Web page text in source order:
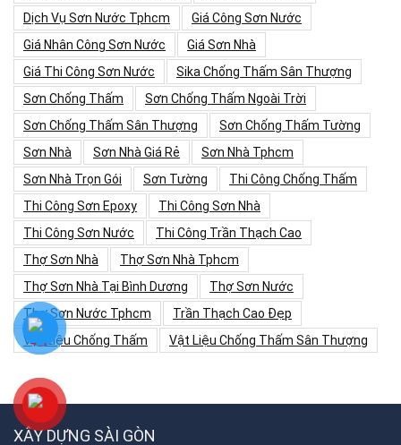
Dịch Vụ Sơn Nước Tphcm
Giá Công Sơn Nước
Giá Nhân Công Sơn Nước
Giá Sơn Nhà
Giá Thi Công Sơn Nước
Sika Chống Thấm Sân Thượng
Sơn Chống Thấm
Sơn Chống Thấm Ngoài Trời
Sơn Chống Thấm Sân Thượng
Sơn Chống Thấm Tường
Sơn Nhà
Sơn Nhà Giá Rẻ
Sơn Nhà Tphcm
Sơn Nhà Trọn Gói
Sơn Tường
Thi Công Chống Thấm
Thi Công Sơn Epoxy
Thi Công Sơn Nhà
Thi Công Sơn Nước
Thi Công Trần Thạch Cao
Thợ Sơn Nhà
Thợ Sơn Nhà Tphcm
Thợ Sơn Nhà Tại Bình Dương
Thợ Sơn Nước
Thợ Sơn Nước Tphcm
Trần Thạch Cao Đẹp
Vật Liệu Chống Thấm
Vật Liệu Chống Thấm Sân Thượng
XÂY DỰNG SÀI GÒN